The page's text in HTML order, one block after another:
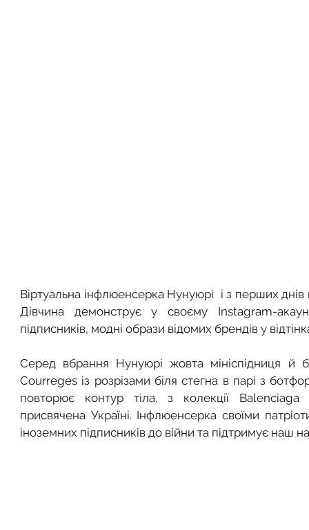
Віртуальна інфлюенсерка Нунуюрі  і з перших днів
Дівчина демонструє у своєму Instagram-
підписників, модні образи відомих брендів у
Серед вбрання Нунуюрі жовта мініспідниця й
Courreges із розрізами біля стегна в парі з
повторює контур тіла, з колекції
присвячена Україні. Інфлюенсерка своїми
іноземних підписників до війни та підтримує наш